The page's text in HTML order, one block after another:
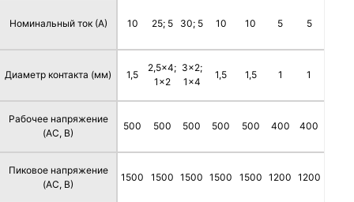
Номинальный ток (А)
Диаметр контакта (мм)
Рабочее напряжение
(AC, В)
Пиковое напряжение
(AC, В)
10
1,5
500
1500
25; 5
2,5x4;
1x2
500
1500
30; 5
3x2;
1x4
500
1500
10
1,5
500
1500
10
1,5
500
1500
5
1
400
1200
5
1
400
1200